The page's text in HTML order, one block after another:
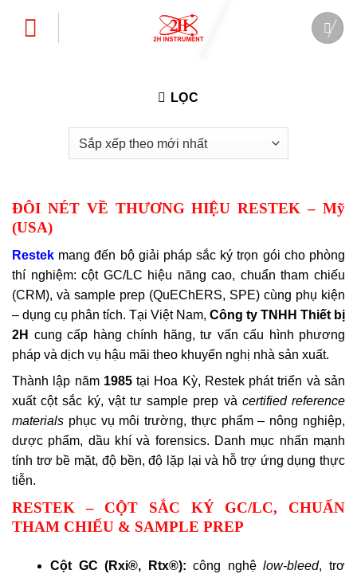
LỌC
ĐÔI NÉT VỀ THƯƠNG HIỆU RESTEK – Mỹ
(USA)
Restek mang đến bộ giải pháp sắc ký trọn gói cho phòng
thí nghiệm: cột GC/LC hiệu năng cao, chuẩn tham chiếu
(CRM), và sample prep (QuEChERS, SPE) cùng phụ kiện
– dụng cụ phân tích. Tại Việt Nam, Công ty TNHH Thiết bị
2H cung cấp hàng chính hãng, tư vấn cấu hình phương
pháp và dịch vụ hậu mãi theo khuyến nghị nhà sản xuất.
Thành lập năm 1985tại Hoa Kỳ, Restek phát triển và sản
xuất cột sắc ký, vật tư sample prep và certified reference
materials phục vụ môi trường, thực phẩm – nông nghiệp,
dược phẩm, dầu khí và forensics. Danh mục nhấn mạnh
tính trơ bề mặt, độ bền, độ lặp lại và hỗ trợ ứng dụng thực
tiễn.
RESTEK – CỘT SẮC KÝ GC/LC, CHUẨN
THAM CHIẾU & SAMPLE PREP
Cột GC (Rxi®, Rtx®): công nghệlow-bleed, trơ